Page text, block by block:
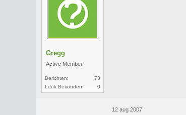
Gregg
Active Member
Berichten:
73
Leuk Bevonden:
0
12 aug 2007